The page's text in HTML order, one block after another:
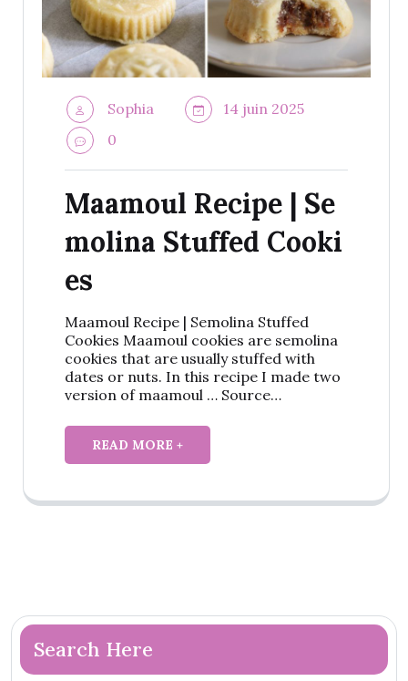
Sophia
14 juin 2025
0
Maamoul Recipe | Se
molina Stuffed Cooki
es
Maamoul Recipe | Semolina Stuffed
Cookies Maamoul cookies are semolina
cookies that are usually stuffed with
dates or nuts. In this recipe I made two
version of maamoul … Source…
READ MORE +
Search Here